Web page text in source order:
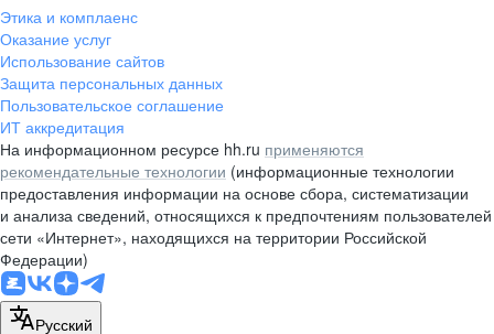
Этика и комплаенс
Оказание услуг
Использование сайтов
Защита персональных данных
Пользовательское соглашение
ИТ аккредитация
На информационном ресурсе hh.ru применяются
рекомендательные технологии (информационные технологии
предоставления информации на основе сбора, систематизации
и анализа сведений, относящихся к предпочтениям пользователей
сети «Интернет», находящихся на территории Российской
Федерации)
Русский